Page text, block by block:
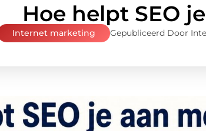
Hoe helpt SEO
Internet marketing Gepubliceerd Door